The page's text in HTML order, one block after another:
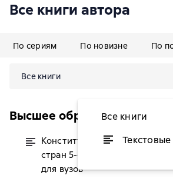
Все книги автора
По сериям По новизне По
Все книги
Все книги
Высшее образование
Конституционное право
стран 5-е изд., пер. и доп.
для вузов